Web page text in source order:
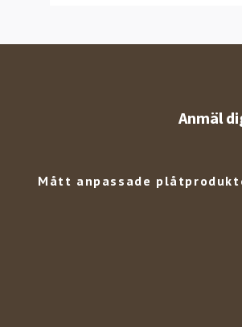
Anmäl
Mått anpassade